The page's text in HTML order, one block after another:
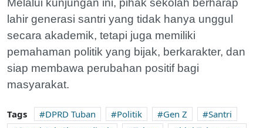
lahir generasi santri yang tidak hanya unggul
secara akademik, tetapi juga memiliki
pemahaman politik yang bijak, berkarakter, dan
siap membawa perubahan positif bagi
masyarakat.
Tags DPRD Tuban Politik Gen Z
Santri